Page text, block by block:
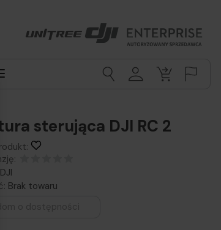
sterująca DJI RC 2
DJI
Brak towaru